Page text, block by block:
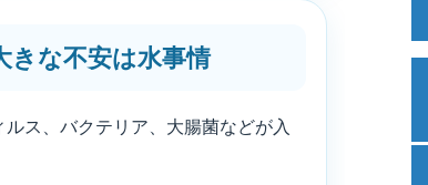
きな不安は水事情
ス、バクテリア、大腸菌などが入